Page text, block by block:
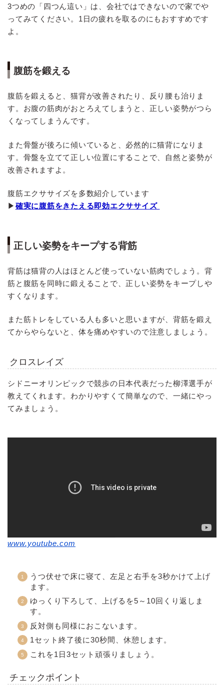
3つめの「四つん這い」は、会社ではできないので家でや
ってみてください。1日の疲れを取るのにもおすすめです
よ。
腹筋を鍛える
腹筋を鍛えると、猫背が改善されたり、反り腰も治りま
す。お腹の筋肉がおとろえてしまうと、正しい姿勢がつら
くなってしまうんです。
また骨盤が後ろに傾いていると、必然的に猫背になりま
す。骨盤を立てて正しい位置にすることで、自然と姿勢が
改善されますよ。
腹筋エクササイズを多数紹介しています
▶ 確実に腹筋をきたえる即効エクササイズ
正しい姿勢をキープする背筋
背筋は猫背の人はほとんど使っていない筋肉でしょう。背
筋と腹筋を同時に鍛えることで、正しい姿勢をキープしや
すくなります。
また筋トレをしている人も多いと思いますが、背筋を鍛え
てからやらないと、体を痛めやすいので注意しましょう。
クロスレイズ
シドニーオリンピックで競歩の日本代表だった柳澤選手が
教えてくれます。わかりやすくて簡単なので、一緒にやっ
てみましょう。
www.youtube.com
うつ伏せで床に寝て、左足と右手を3秒かけて上げ
ます。
ゆっくり下ろして、上げるを5～10回くり返しま
す。
反対側も同様におこないます。
1セット終了後に30秒間、休憩します。
これを1日3セット頑張りましょう。
チェックポイント